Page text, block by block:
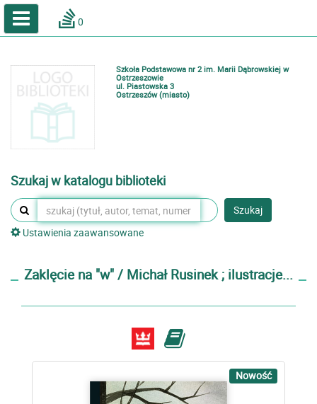
Katalog online biblioteki szkolnej
0
Szkoła Podstawowa nr 2 im. Marii Dąbrowskiej w
Ostrzeszowie
ul. Piastowska 3
Ostrzeszów (miasto)
Szukaj w katalogu biblioteki
Szukaj
Ustawienia zaawansowane
Zaklęcie na "w" / Michał Rusinek ; ilustracje...
Nowość